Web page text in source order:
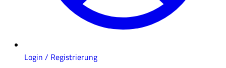
Login / Registrierung